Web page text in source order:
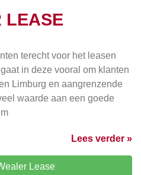
LEASE
terecht voor het leasen
in deze vooral om klanten
Limburg en aangrenzende
waarde aan een goede
Lees verder »
Lease